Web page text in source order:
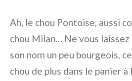
Ah, le chou Pontoise, aussi
chou Milan… Ne vous
son nom un peu bourgeois,
chou de plus dans le panier à